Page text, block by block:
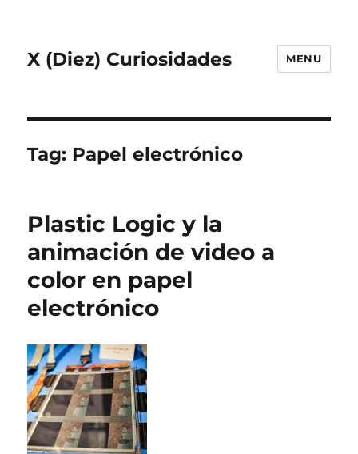
X (Diez) Curiosidades MENU
Tag: Papel electrónico
Plastic Logic y la
animación de video a
color en papel
electrónico